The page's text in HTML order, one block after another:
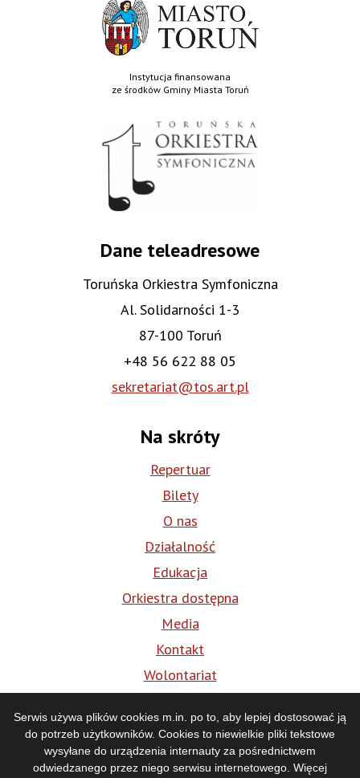
Serwis używa plików cookies m.in. po to, aby lepiej dostosować ją
do potrzeb użytkowników. Cookies to niewielkie pliki tekstowe
wysyłane do urządzenia internauty za pośrednictwem
odwiedzanego przez niego serwisu internetowego. Więcej
Instytucja finansowana
ze środków Gminy Miasta Toruń
Dane teleadresowe
Toruńska Orkiestra Symfoniczna
Al. Solidarności 1-3
87-100 Toruń
+48 56 622 88 05
sekretariat@tos.art.pl
Na skróty
Repertuar
Bilety
O nas
Działalność
Edukacja
Orkiestra dostępna
Media
Kontakt
Wolontariat
Media